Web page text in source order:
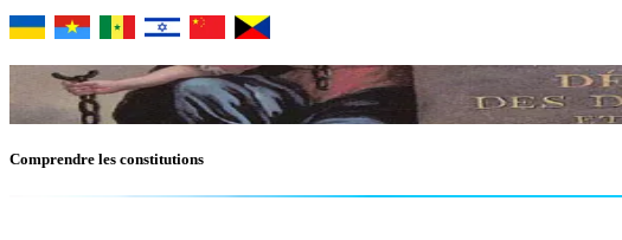
Comprendre les constitutions